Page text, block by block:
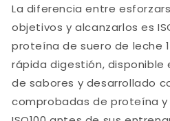
La diferencia entre
objetivos y alcanzarlos es
proteína de suero de leche
rápida digestión, disponible
de sabores y desarrollado
comprobadas de proteína y